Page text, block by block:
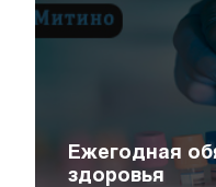
Ежегодная
здоровья